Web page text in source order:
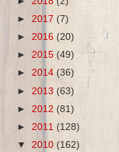
► 2017 (7)
► 2016 (20)
► 2015 (49)
► 2014 (36)
► 2013 (63)
► 2012 (81)
► 2011 (128)
▼ 2010 (162)